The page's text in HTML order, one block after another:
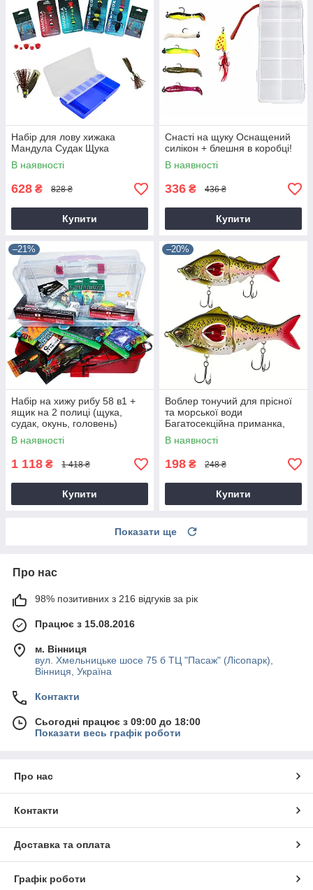
Набір для лову хижака
Мандула Судак Щука
В наявності
628 ₴ 828 ₴
Купити
Снасті на щуку Оснащений
силікон + блешня в коробці!
В наявності
336 ₴ 436 ₴
Купити
–21%
Набір на хижу рибу 58 в1 +
ящик на 2 полиці (щука,
судак, окунь, головень)
В наявності
1 118 ₴ 1 418 ₴
Купити
–20%
Воблер тонучий для прісної
та морської води
Багатосекційна приманка,
жорстка приманка з
пропелером і гачками
В наявності
198 ₴ 248 ₴
Купити
Показати ще
Про нас
98% позитивних з 216 відгуків за рік
Працює з 15.08.2016
м. Вінниця
вул. Хмельницьке шосе 75 б ТЦ "Пасаж" (Лісопарк),
Вінниця, Україна
Контакти
Сьогодні працює з 09:00 до 18:00
Показати весь графік роботи
Про нас
Контакти
Доставка та оплата
Графік роботи